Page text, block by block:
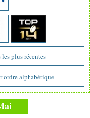
les plus récentes
ordre alphabétique